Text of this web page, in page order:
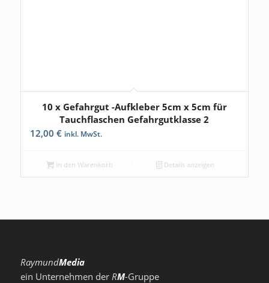
10 x Gefahrgut -Aufkleber 5cm x 5cm für
Tauchflaschen Gefahrgutklasse 2
12,00 € inkl. MwSt.
In den Warenkorb Details anzeigen
RaymundMedia
ein Unternehmen der RM-Gruppe